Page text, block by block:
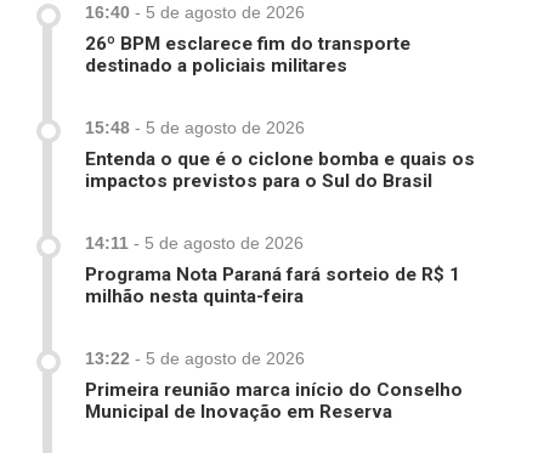
16:40 - 5 de agosto de 2026
26º BPM esclarece fim do transporte
destinado a policiais militares
15:48 - 5 de agosto de 2026
Entenda o que é o ciclone bomba e quais os
impactos previstos para o Sul do Brasil
14:11 - 5 de agosto de 2026
Programa Nota Paraná fará sorteio de R$ 1
milhão nesta quinta-feira
13:22 - 5 de agosto de 2026
Primeira reunião marca início do Conselho
Municipal de Inovação em Reserva